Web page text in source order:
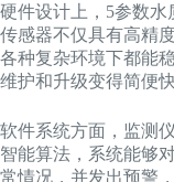
硬件设计上，5参数
传感器不仅具有高精
各种复杂环境下都能
维护和升级变得简便快
软件系统方面，监测
智能算法，系统能够
常情况，并发出预警